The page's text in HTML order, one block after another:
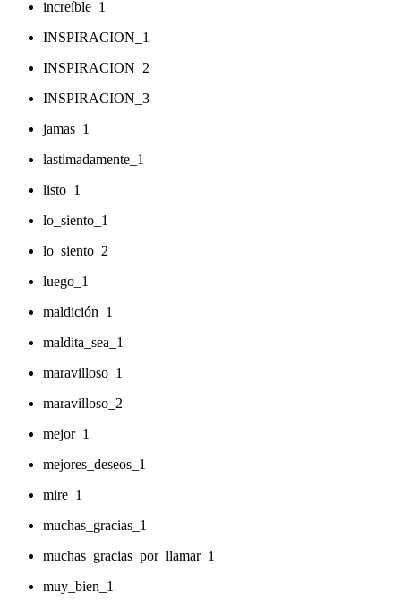
increíble_1
INSPIRACION_1
INSPIRACION_2
INSPIRACION_3
jamas_1
lastimadamente_1
listo_1
lo_siento_1
lo_siento_2
luego_1
maldición_1
maldita_sea_1
maravilloso_1
maravilloso_2
mejor_1
mejores_deseos_1
mire_1
muchas_gracias_1
muchas_gracias_por_llamar_1
muy_bien_1